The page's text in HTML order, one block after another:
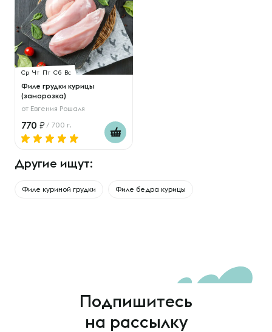
Ср Чт Пт Сб Вс
Филе грудки курицы
(заморозка)
от Евгения Рошаля
770 / 700 г.
Другие ищут:
Филе куриной грудки Филе бедра курицы
Подпишитесь
на рассылку